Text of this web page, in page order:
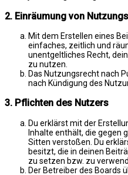
2. Einräumung von
Mit dem Erstellen eines
einfaches, zeitlich und
unentgeltliches Recht,
zu nutzen.
Das Nutzungsrecht nach
nach Kündigung des
3. Pflichten des Nutzers
Du erklärst mit der
Inhalte enthält, die gegen
Sitten verstoßen. Du
besitzt, die in deinen
zu setzen bzw. zu
Der Betreiber des Boards